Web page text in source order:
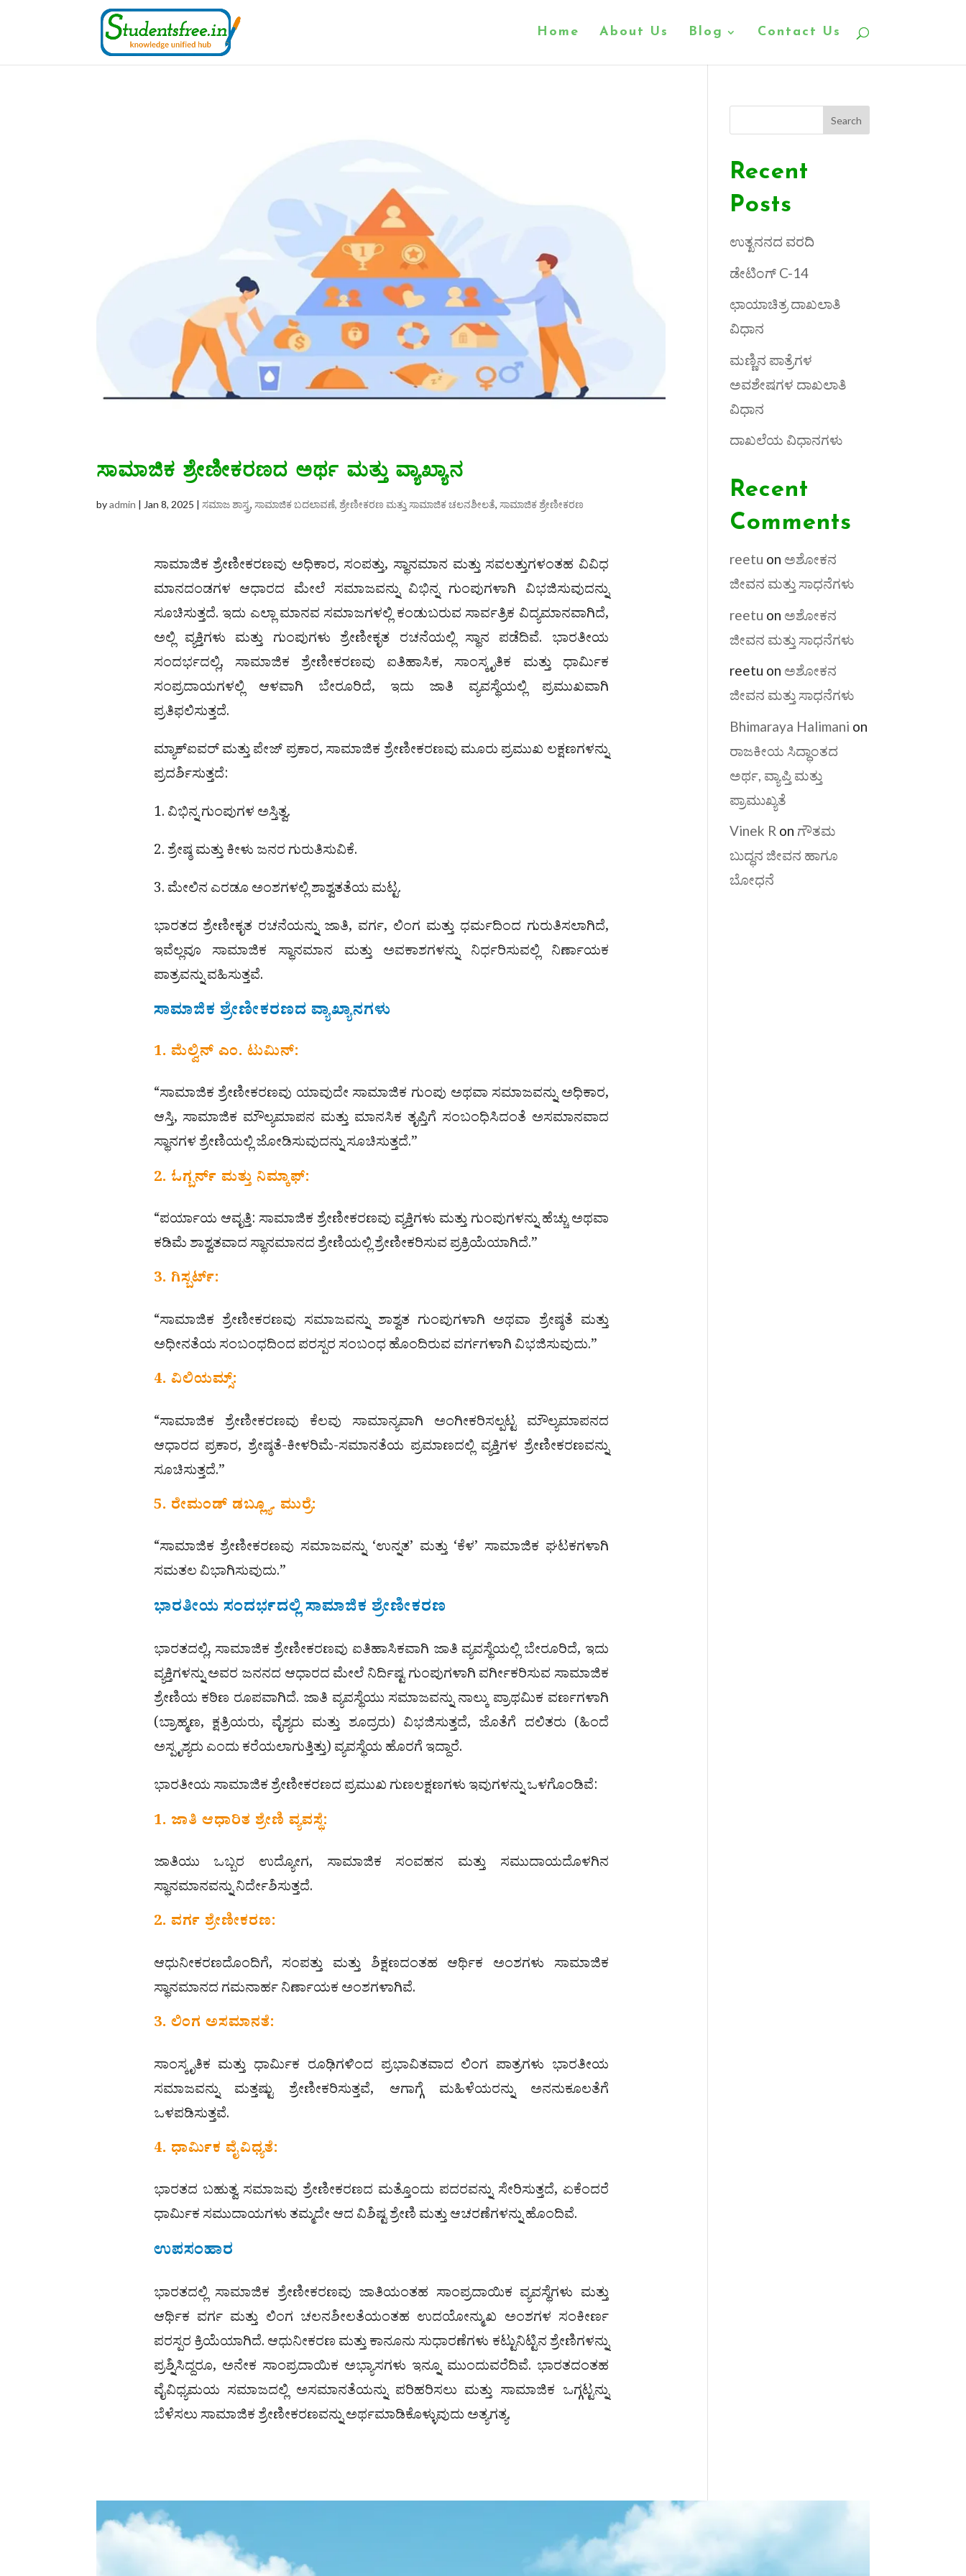
Home About Us Blog Contact Us
ಸಾಮಾಜಿಕ ಶ್ರೇಣೀಕರಣದ ಅರ್ಥ ಮತ್ತು ವ್ಯಾಖ್ಯಾನ
byadmin | Jan 8, 2025 |ಸಮಾಜ ಶಾಸ್ತ್ರ,ಸಾಮಾಜಿಕ ಬದಲಾವಣೆ, ಶ್ರೇಣೀಕರಣ ಮತ್ತು ಸಾಮಾಜಿಕ ಚಲನಶೀಲತೆ,ಸಾಮಾಜಿಕ ಶ್ರೇಣೀಕರಣ
ಸಾಮಾಜಿಕ ಶ್ರೇಣೀಕರಣವು ಅಧಿಕಾರ, ಸಂಪತ್ತು, ಸ್ಥಾನಮಾನ ಮತ್ತು ಸವಲತ್ತುಗಳಂತಹ ವಿವಿಧ
ಮಾನದಂಡಗಳ ಆಧಾರದ ಮೇಲೆ ಸಮಾಜವನ್ನು ವಿಭಿನ್ನ ಗುಂಪುಗಳಾಗಿ ವಿಭಜಿಸುವುದನ್ನು
ಸೂಚಿಸುತ್ತದೆ. ಇದು ಎಲ್ಲಾ ಮಾನವ ಸಮಾಜಗಳಲ್ಲಿ ಕಂಡುಬರುವ ಸಾರ್ವತ್ರಿಕ ವಿದ್ಯಮಾನವಾಗಿದೆ,
ಅಲ್ಲಿ ವ್ಯಕ್ತಿಗಳು ಮತ್ತು ಗುಂಪುಗಳು ಶ್ರೇಣೀಕೃತ ರಚನೆಯಲ್ಲಿ ಸ್ಥಾನ ಪಡೆದಿವೆ. ಭಾರತೀಯ
ಸಂದರ್ಭದಲ್ಲಿ, ಸಾಮಾಜಿಕ ಶ್ರೇಣೀಕರಣವು ಐತಿಹಾಸಿಕ, ಸಾಂಸ್ಕೃತಿಕ ಮತ್ತು ಧಾರ್ಮಿಕ
ಸಂಪ್ರದಾಯಗಳಲ್ಲಿ ಆಳವಾಗಿ ಬೇರೂರಿದೆ, ಇದು ಜಾತಿ ವ್ಯವಸ್ಥೆಯಲ್ಲಿ ಪ್ರಮುಖವಾಗಿ
ಪ್ರತಿಫಲಿಸುತ್ತದೆ.
ಮ್ಯಾಕ್‌ಐವರ್ ಮತ್ತು ಪೇಜ್ ಪ್ರಕಾರ, ಸಾಮಾಜಿಕ ಶ್ರೇಣೀಕರಣವು ಮೂರು ಪ್ರಮುಖ ಲಕ್ಷಣಗಳನ್ನು
ಪ್ರದರ್ಶಿಸುತ್ತದೆ:
1. ವಿಭಿನ್ನ ಗುಂಪುಗಳ ಅಸ್ತಿತ್ವ.
2. ಶ್ರೇಷ್ಠ ಮತ್ತು ಕೀಳು ಜನರ ಗುರುತಿಸುವಿಕೆ.
3. ಮೇಲಿನ ಎರಡೂ ಅಂಶಗಳಲ್ಲಿ ಶಾಶ್ವತತೆಯ ಮಟ್ಟ.
ಭಾರತದ ಶ್ರೇಣೀಕೃತ ರಚನೆಯನ್ನು ಜಾತಿ, ವರ್ಗ, ಲಿಂಗ ಮತ್ತು ಧರ್ಮದಿಂದ ಗುರುತಿಸಲಾಗಿದೆ,
ಇವೆಲ್ಲವೂ ಸಾಮಾಜಿಕ ಸ್ಥಾನಮಾನ ಮತ್ತು ಅವಕಾಶಗಳನ್ನು ನಿರ್ಧರಿಸುವಲ್ಲಿ ನಿರ್ಣಾಯಕ
ಪಾತ್ರವನ್ನು ವಹಿಸುತ್ತವೆ.
ಸಾಮಾಜಿಕ ಶ್ರೇಣೀಕರಣದ ವ್ಯಾಖ್ಯಾನಗಳು
1. ಮೆಲ್ವಿನ್ ಎಂ. ಟುಮಿನ್:
“ಸಾಮಾಜಿಕ ಶ್ರೇಣೀಕರಣವು ಯಾವುದೇ ಸಾಮಾಜಿಕ ಗುಂಪು ಅಥವಾ ಸಮಾಜವನ್ನು ಅಧಿಕಾರ,
ಆಸ್ತಿ, ಸಾಮಾಜಿಕ ಮೌಲ್ಯಮಾಪನ ಮತ್ತು ಮಾನಸಿಕ ತೃಪ್ತಿಗೆ ಸಂಬಂಧಿಸಿದಂತೆ ಅಸಮಾನವಾದ
ಸ್ಥಾನಗಳ ಶ್ರೇಣಿಯಲ್ಲಿ ಜೋಡಿಸುವುದನ್ನು ಸೂಚಿಸುತ್ತದೆ.”
2. ಓಗ್ಬರ್ನ್ ಮತ್ತು ನಿಮ್ಕಾಫ್:
“ಪರ್ಯಾಯ ಆವೃತ್ತಿ: ಸಾಮಾಜಿಕ ಶ್ರೇಣೀಕರಣವು ವ್ಯಕ್ತಿಗಳು ಮತ್ತು ಗುಂಪುಗಳನ್ನು ಹೆಚ್ಚು ಅಥವಾ
ಕಡಿಮೆ ಶಾಶ್ವತವಾದ ಸ್ಥಾನಮಾನದ ಶ್ರೇಣಿಯಲ್ಲಿ ಶ್ರೇಣೀಕರಿಸುವ ಪ್ರಕ್ರಿಯೆಯಾಗಿದೆ.”
3. ಗಿಸ್ಬರ್ಟ್:
“ಸಾಮಾಜಿಕ ಶ್ರೇಣೀಕರಣವು ಸಮಾಜವನ್ನು ಶಾಶ್ವತ ಗುಂಪುಗಳಾಗಿ ಅಥವಾ ಶ್ರೇಷ್ಠತೆ ಮತ್ತು
ಅಧೀನತೆಯ ಸಂಬಂಧದಿಂದ ಪರಸ್ಪರ ಸಂಬಂಧ ಹೊಂದಿರುವ ವರ್ಗಗಳಾಗಿ ವಿಭಜಿಸುವುದು.”
4. ವಿಲಿಯಮ್ಸ್:
“ಸಾಮಾಜಿಕ ಶ್ರೇಣೀಕರಣವು ಕೆಲವು ಸಾಮಾನ್ಯವಾಗಿ ಅಂಗೀಕರಿಸಲ್ಪಟ್ಟ ಮೌಲ್ಯಮಾಪನದ
ಆಧಾರದ ಪ್ರಕಾರ, ಶ್ರೇಷ್ಠತೆ-ಕೀಳರಿಮೆ-ಸಮಾನತೆಯ ಪ್ರಮಾಣದಲ್ಲಿ ವ್ಯಕ್ತಿಗಳ ಶ್ರೇಣೀಕರಣವನ್ನು
ಸೂಚಿಸುತ್ತದೆ.”
5. ರೇಮಂಡ್ ಡಬ್ಲ್ಯೂ. ಮುರ್ರೆ:
“ಸಾಮಾಜಿಕ ಶ್ರೇಣೀಕರಣವು ಸಮಾಜವನ್ನು ‘ಉನ್ನತ’ ಮತ್ತು ‘ಕೆಳ’ ಸಾಮಾಜಿಕ ಘಟಕಗಳಾಗಿ
ಸಮತಲ ವಿಭಾಗಿಸುವುದು.”
ಭಾರತೀಯ ಸಂದರ್ಭದಲ್ಲಿ ಸಾಮಾಜಿಕ ಶ್ರೇಣೀಕರಣ
ಭಾರತದಲ್ಲಿ, ಸಾಮಾಜಿಕ ಶ್ರೇಣೀಕರಣವು ಐತಿಹಾಸಿಕವಾಗಿ ಜಾತಿ ವ್ಯವಸ್ಥೆಯಲ್ಲಿ ಬೇರೂರಿದೆ, ಇದು
ವ್ಯಕ್ತಿಗಳನ್ನು ಅವರ ಜನನದ ಆಧಾರದ ಮೇಲೆ ನಿರ್ದಿಷ್ಟ ಗುಂಪುಗಳಾಗಿ ವರ್ಗೀಕರಿಸುವ ಸಾಮಾಜಿಕ
ಶ್ರೇಣಿಯ ಕಠಿಣ ರೂಪವಾಗಿದೆ. ಜಾತಿ ವ್ಯವಸ್ಥೆಯು ಸಮಾಜವನ್ನು ನಾಲ್ಕು ಪ್ರಾಥಮಿಕ ವರ್ಣಗಳಾಗಿ
(ಬ್ರಾಹ್ಮಣ, ಕ್ಷತ್ರಿಯರು, ವೈಶ್ಯರು ಮತ್ತು ಶೂದ್ರರು) ವಿಭಜಿಸುತ್ತದೆ, ಜೊತೆಗೆ ದಲಿತರು (ಹಿಂದೆ
ಅಸ್ಪೃಶ್ಯರು ಎಂದು ಕರೆಯಲಾಗುತ್ತಿತ್ತು) ವ್ಯವಸ್ಥೆಯ ಹೊರಗೆ ಇದ್ದಾರೆ.
ಭಾರತೀಯ ಸಾಮಾಜಿಕ ಶ್ರೇಣೀಕರಣದ ಪ್ರಮುಖ ಗುಣಲಕ್ಷಣಗಳು ಇವುಗಳನ್ನು ಒಳಗೊಂಡಿವೆ:
1. ಜಾತಿ ಆಧಾರಿತ ಶ್ರೇಣಿ ವ್ಯವಸ್ಥೆ:
ಜಾತಿಯು ಒಬ್ಬರ ಉದ್ಯೋಗ, ಸಾಮಾಜಿಕ ಸಂವಹನ ಮತ್ತು ಸಮುದಾಯದೊಳಗಿನ
ಸ್ಥಾನಮಾನವನ್ನು ನಿರ್ದೇಶಿಸುತ್ತದೆ.
2. ವರ್ಗ ಶ್ರೇಣೀಕರಣ:
ಆಧುನೀಕರಣದೊಂದಿಗೆ, ಸಂಪತ್ತು ಮತ್ತು ಶಿಕ್ಷಣದಂತಹ ಆರ್ಥಿಕ ಅಂಶಗಳು ಸಾಮಾಜಿಕ
ಸ್ಥಾನಮಾನದ ಗಮನಾರ್ಹ ನಿರ್ಣಾಯಕ ಅಂಶಗಳಾಗಿವೆ.
3. ಲಿಂಗ ಅಸಮಾನತೆ:
ಸಾಂಸ್ಕೃತಿಕ ಮತ್ತು ಧಾರ್ಮಿಕ ರೂಢಿಗಳಿಂದ ಪ್ರಭಾವಿತವಾದ ಲಿಂಗ ಪಾತ್ರಗಳು ಭಾರತೀಯ
ಸಮಾಜವನ್ನು ಮತ್ತಷ್ಟು ಶ್ರೇಣೀಕರಿಸುತ್ತವೆ, ಆಗಾಗ್ಗೆ ಮಹಿಳೆಯರನ್ನು ಅನನುಕೂಲತೆಗೆ
ಒಳಪಡಿಸುತ್ತವೆ.
4. ಧಾರ್ಮಿಕ ವೈವಿಧ್ಯತೆ:
ಭಾರತದ ಬಹುತ್ವ ಸಮಾಜವು ಶ್ರೇಣೀಕರಣದ ಮತ್ತೊಂದು ಪದರವನ್ನು ಸೇರಿಸುತ್ತದೆ, ಏಕೆಂದರೆ
ಧಾರ್ಮಿಕ ಸಮುದಾಯಗಳು ತಮ್ಮದೇ ಆದ ವಿಶಿಷ್ಟ ಶ್ರೇಣಿ ಮತ್ತು ಆಚರಣೆಗಳನ್ನು ಹೊಂದಿವೆ.
ಉಪಸಂಹಾರ
ಭಾರತದಲ್ಲಿ ಸಾಮಾಜಿಕ ಶ್ರೇಣೀಕರಣವು ಜಾತಿಯಂತಹ ಸಾಂಪ್ರದಾಯಿಕ ವ್ಯವಸ್ಥೆಗಳು ಮತ್ತು
ಆರ್ಥಿಕ ವರ್ಗ ಮತ್ತು ಲಿಂಗ ಚಲನಶೀಲತೆಯಂತಹ ಉದಯೋನ್ಮುಖ ಅಂಶಗಳ ಸಂಕೀರ್ಣ
ಪರಸ್ಪರ ಕ್ರಿಯೆಯಾಗಿದೆ. ಆಧುನೀಕರಣ ಮತ್ತು ಕಾನೂನು ಸುಧಾರಣೆಗಳು ಕಟ್ಟುನಿಟ್ಟಿನ ಶ್ರೇಣಿಗಳನ್ನು
ಪ್ರಶ್ನಿಸಿದ್ದರೂ, ಅನೇಕ ಸಾಂಪ್ರದಾಯಿಕ ಅಭ್ಯಾಸಗಳು ಇನ್ನೂ ಮುಂದುವರೆದಿವೆ. ಭಾರತದಂತಹ
ವೈವಿಧ್ಯಮಯ ಸಮಾಜದಲ್ಲಿ ಅಸಮಾನತೆಯನ್ನು ಪರಿಹರಿಸಲು ಮತ್ತು ಸಾಮಾಜಿಕ ಒಗ್ಗಟ್ಟನ್ನು
ಬೆಳೆಸಲು ಸಾಮಾಜಿಕ ಶ್ರೇಣೀಕರಣವನ್ನು ಅರ್ಥಮಾಡಿಕೊಳ್ಳುವುದು ಅತ್ಯಗತ್ಯ.
Search
Recent
Posts
ಉತ್ಖನನದ ವರದಿ
ಡೇಟಿಂಗ್ C-14
ಛಾಯಾಚಿತ್ರ ದಾಖಲಾತಿ
ವಿಧಾನ
ಮಣ್ಣಿನ ಪಾತ್ರೆಗಳ
ಅವಶೇಷಗಳ ದಾಖಲಾತಿ
ವಿಧಾನ
ದಾಖಲೆಯ ವಿಧಾನಗಳು
Recent
Comments
reetu on ಅಶೋಕನ
ಜೀವನ ಮತ್ತು ಸಾಧನೆಗಳು
reetu on ಅಶೋಕನ
ಜೀವನ ಮತ್ತು ಸಾಧನೆಗಳು
reetu on ಅಶೋಕನ
ಜೀವನ ಮತ್ತು ಸಾಧನೆಗಳು
Bhimaraya Halimani on
ರಾಜಕೀಯ ಸಿದ್ಧಾಂತದ
ಅರ್ಥ, ವ್ಯಾಪ್ತಿ ಮತ್ತು
ಪ್ರಾಮುಖ್ಯತೆ
Vinek R on ಗೌತಮ
ಬುದ್ಧನ ಜೀವನ ಹಾಗೂ
ಬೋಧನೆ